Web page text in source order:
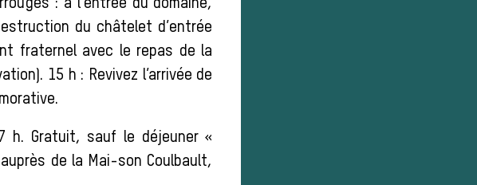
: à l’entrée du domaine,
du châtelet d’entrée
fraternel avec le repas de la
15 h : Revivez l’arrivée de
h. Gratuit, sauf le déjeuner «
de la Mai-son Coulbault,